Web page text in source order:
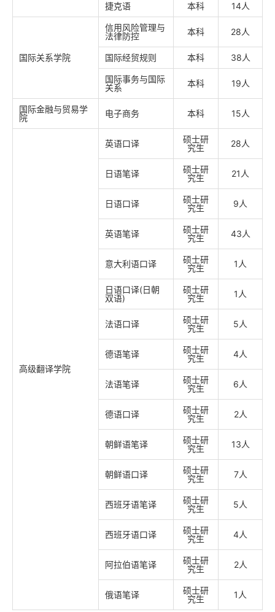
捷克语 本科 14人
国际关系学院
信用风险管理与
法律防控
本科 28人
国际经贸规则 本科 38人
国际事务与国际
关系
本科 19人
国际金融与贸易学
院
电子商务 本科 15人
高级翻译学院
英语口译
硕士研
究生
28人
日语笔译
硕士研
究生
21人
日语口译
硕士研
究生
9人
英语笔译
硕士研
究生
43人
意大利语口译
硕士研
究生
1人
日语口译(日朝
双语)
硕士研
究生
1人
法语口译
硕士研
究生
5人
德语笔译
硕士研
究生
4人
法语笔译
硕士研
究生
6人
德语口译
硕士研
究生
2人
朝鲜语笔译
硕士研
究生
13人
朝鲜语口译
硕士研
究生
7人
西班牙语笔译
硕士研
究生
5人
西班牙语口译
硕士研
究生
4人
阿拉伯语笔译
硕士研
究生
2人
俄语笔译
硕士研
究生
1人